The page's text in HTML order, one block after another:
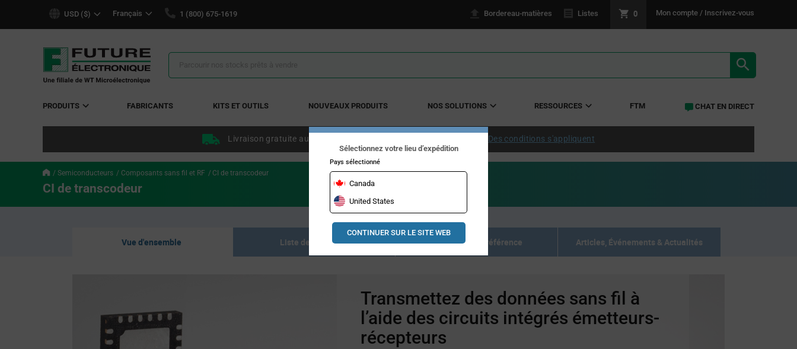
USD ($) Français 1 (800) 675-1619 Bordereau-matières Listes 0 Mon compte / Inscrivez-vous
Résultats
la
PRODUITS FABRICANTS KITS ET OUTILS NOUVEAUX PRODUITS NOS SOLUTIONS RESSOURCES FTM CHAT EN DIRECT
Livraison gratuite aux États-Unis continentaux à partir de 50 $ US. Des conditions s'appliquent
Semiconducteurs Composants sans fil et RF CI de transcodeur
CI de transcodeur
Vue d'ensemble Liste des produits Documents de référence Articles, Événements & Actualités
Transmettez des données sans fil à
l’aide des circuits intégrés émetteurs-
récepteurs
Sélectionnez votre lieu d’expédition
Pays sélectionné
Canada
United States
CONTINUER SUR LE SITE WEB